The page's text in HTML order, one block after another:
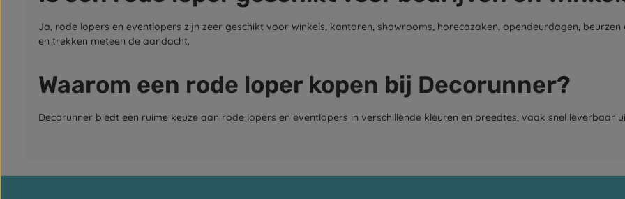
Ja, rode lopers en eventlopers zijn zeer geschikt voor winkels, kantoren, showrooms, horecazaken, opendeurdagen,
en trekken meteen de aandacht.
Waarom een rode loper kopen bij Decorunner?
Decorunner biedt een ruime keuze aan rode lopers en eventlopers in verschillende kleuren en breedtes, vaak snel leverbaar